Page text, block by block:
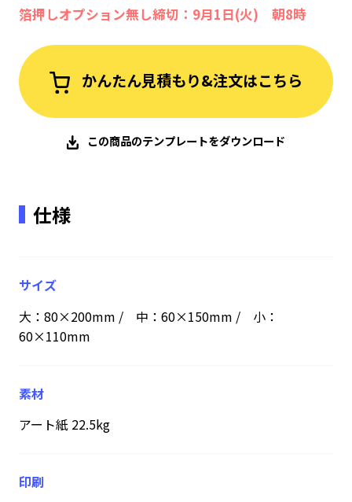
箔押しオプション無し締切：9月1日(火) 朝8時
かんたん見積もり&注文はこちら
この商品のテンプレートをダウンロード
仕様
サイズ
大：80×200mm / 中：60×150mm / 小：
60×110mm
素材
アート紙 22.5kg
印刷